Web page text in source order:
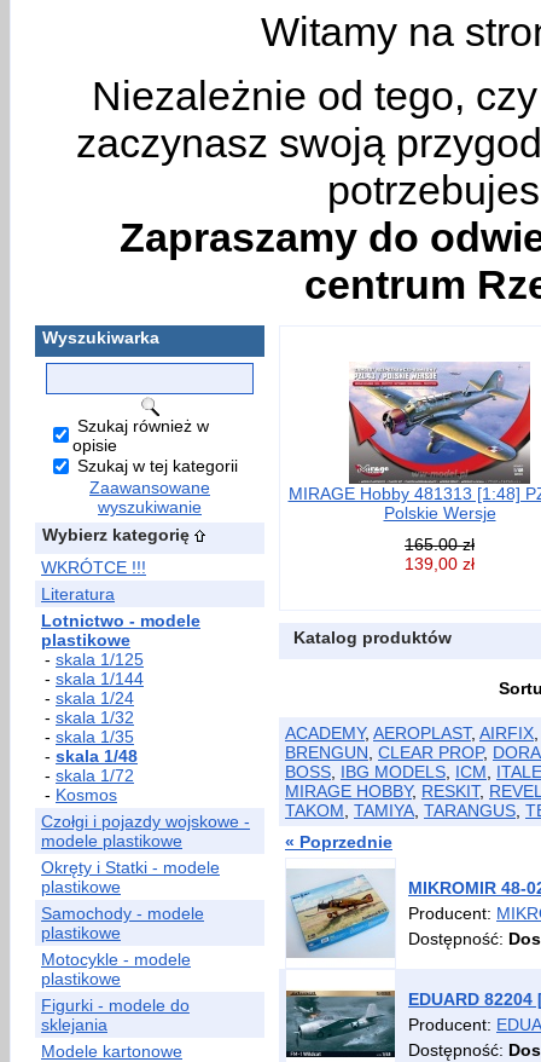
Witamy na
Niezależnie od tego,
zaczynasz swoją
Zapraszamy do
centrum
Wyszukiwarka
Szukaj również w
opisie
Szukaj w tej kategorii
Zaawansowane
wyszukiwanie
Wybierz kategorię
WKRÓTCE !!!
Literatura
Lotnictwo - modele
plastikowe
- skala 1/125
- skala 1/144
- skala 1/24
- skala 1/32
- skala 1/35
- skala 1/48
- skala 1/72
- Kosmos
Czołgi i pojazdy wojskowe -
modele plastikowe
Okręty i Statki - modele
plastikowe
Samochody - modele
plastikowe
Motocykle - modele
plastikowe
Figurki - modele do
sklejania
Modele kartonowe
MIRAGE Hobby 481313 [1:48]
Polskie Wersje
165.00 zł
139,00 zł
Katalog produktów
ACADEMY, AEROPLAST, AIRFIX
BRENGUN CLEAR PROP,
BOSS IBG MODELS ICM
MIRAGE HOBBY, RESKIT,
TAKOM TAMIYA TARANGUS
« Poprzednie
MIKROMIR 48-
Producent:
Dostępność:
EDUARD
Producent:
Dostępność: